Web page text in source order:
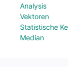
Analysis
Vektoren
Statistische
Median